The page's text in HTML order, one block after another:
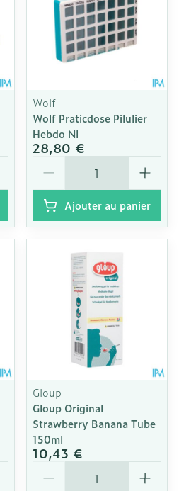
Wolf
Wolf Praticdose Pilulier
Hebdo Nl
28,80 €
Ajouter au panier
Gloup
Gloup Original
Strawberry Banana Tube
150ml
10,43 €